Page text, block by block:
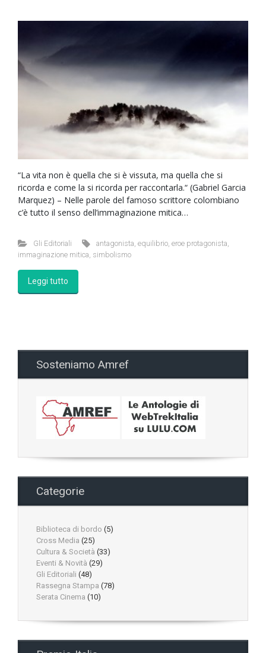
“La vita non è quella che si è vissuta, ma quella che si
ricorda e come la si ricorda per raccontarla.“ (Gabriel Garcia
Marquez) – Nelle parole del famoso scrittore colombiano
c’è tutto il senso dell’immaginazione mitica…
Gli Editoriali antagonista ,equilibrio ,eroe protagonista
immaginazione mitica simbolismo
Leggi tutto
Sosteniamo Amref
Categorie
Biblioteca di bordo (5)
Cross Media (25)
Cultura & Società (33)
Eventi & Novità (29)
Gli Editoriali (48)
Rassegna Stampa (78)
Serata Cinema (10)